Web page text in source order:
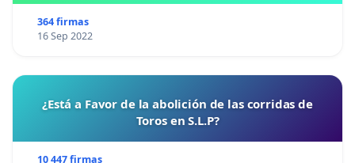
364 firmas
16 Sep 2022
¿Está a Favor de la abolición de las corridas de
Toros en S.L.P?
10 447 firmas